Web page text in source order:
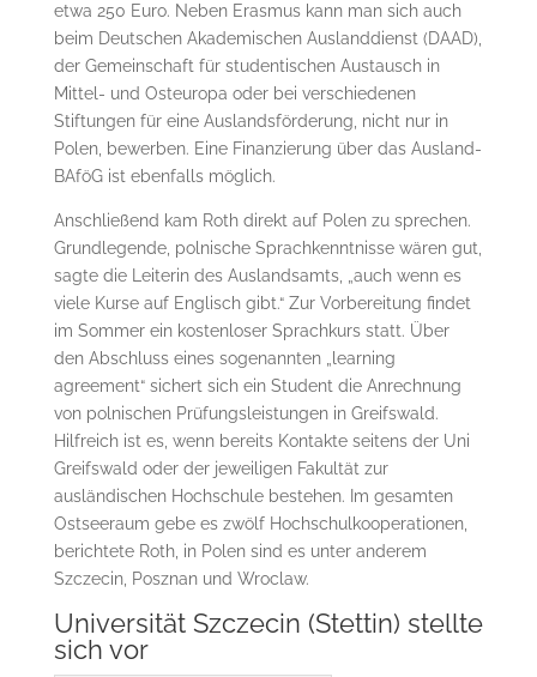
etwa 250 Euro. Neben Erasmus kann man sich auch
beim Deutschen Akademischen Auslanddienst (DAAD),
der Gemeinschaft für studentischen Austausch in
Mittel- und Osteuropa oder bei verschiedenen
Stiftungen für eine Auslandsförderung, nicht nur in
Polen, bewerben. Eine Finanzierung über das Ausland-
BAföG ist ebenfalls möglich.
Anschließend kam Roth direkt auf Polen zu sprechen.
Grundlegende, polnische Sprachkenntnisse wären gut,
sagte die Leiterin des Auslandsamts, „auch wenn es
viele Kurse auf Englisch gibt.“ Zur Vorbereitung findet
im Sommer ein kostenloser Sprachkurs statt. Über
den Abschluss eines sogenannten „learning
agreement“ sichert sich ein Student die Anrechnung
von polnischen Prüfungsleistungen in Greifswald.
Hilfreich ist es, wenn bereits Kontakte seitens der Uni
Greifswald oder der jeweiligen Fakultät zur
ausländischen Hochschule bestehen. Im gesamten
Ostseeraum gebe es zwölf Hochschulkooperationen,
berichtete Roth, in Polen sind es unter anderem
Szczecin, Posznan und Wroclaw.
Universität Szczecin (Stettin) stellte
sich vor